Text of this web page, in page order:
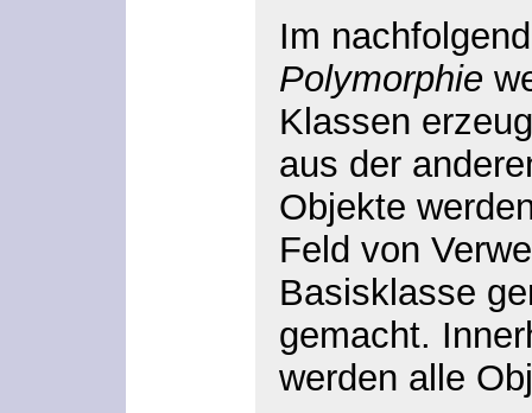
Im
Polymorphie
Klassen
aus der
Objekte
Feld von
Basisklasse
gemacht.
werden alle